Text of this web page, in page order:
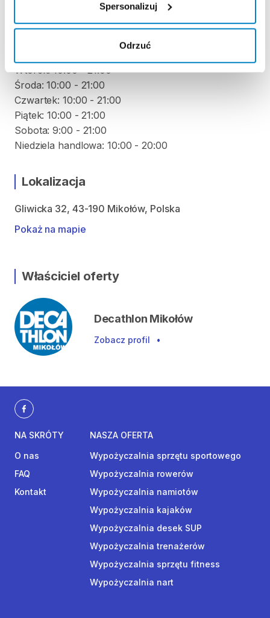
Spersonalizuj
Odrzuć
ODBIÓR I ZWROT SPRZĘTU
Wtorek: 10:00 - 21:00
Środa: 10:00 - 21:00
Czwartek: 10:00 - 21:00
Piątek: 10:00 - 21:00
Sobota: 9:00 - 21:00
Niedziela handlowa: 10:00 - 20:00
Lokalizacja
Gliwicka 32, 43-190 Mikołów, Polska
Pokaż na mapie
Właściciel oferty
Decathlon Mikołów
Zobacz profil •
NA SKRÓTY
O nas
FAQ
Kontakt
NASZA OFERTA
Wypożyczalnia sprzętu sportowego
Wypożyczalnia rowerów
Wypożyczalnia namiotów
Wypożyczalnia kajaków
Wypożyczalnia desek SUP
Wypożyczalnia trenażerów
Wypożyczalnia sprzętu fitness
Wypożyczalnia nart